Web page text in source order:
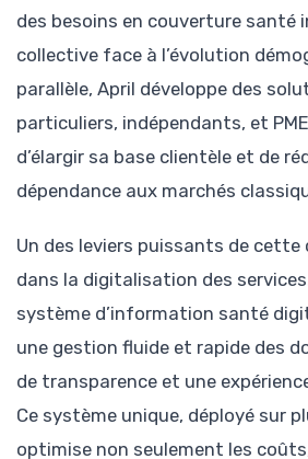
des besoins en couverture santé
collective face à l’évolution
parallèle, April développe des
particuliers, indépendants, et
d’élargir sa base clientèle et de
dépendance aux marchés
Un des leviers puissants de cette
dans la digitalisation des
système d’information santé
une gestion fluide et rapide des
de transparence et une
Ce système unique, déployé sur
optimise non seulement les